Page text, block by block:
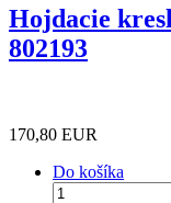
Hojdacie
802193
170,80 EUR
Do košíka